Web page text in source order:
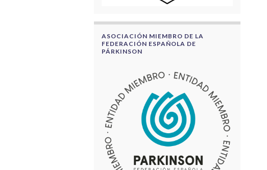
ASOCIACIÓN MIEMBRO DE LA
FEDERACIÓN ESPAÑOLA DE
PÁRKINSON